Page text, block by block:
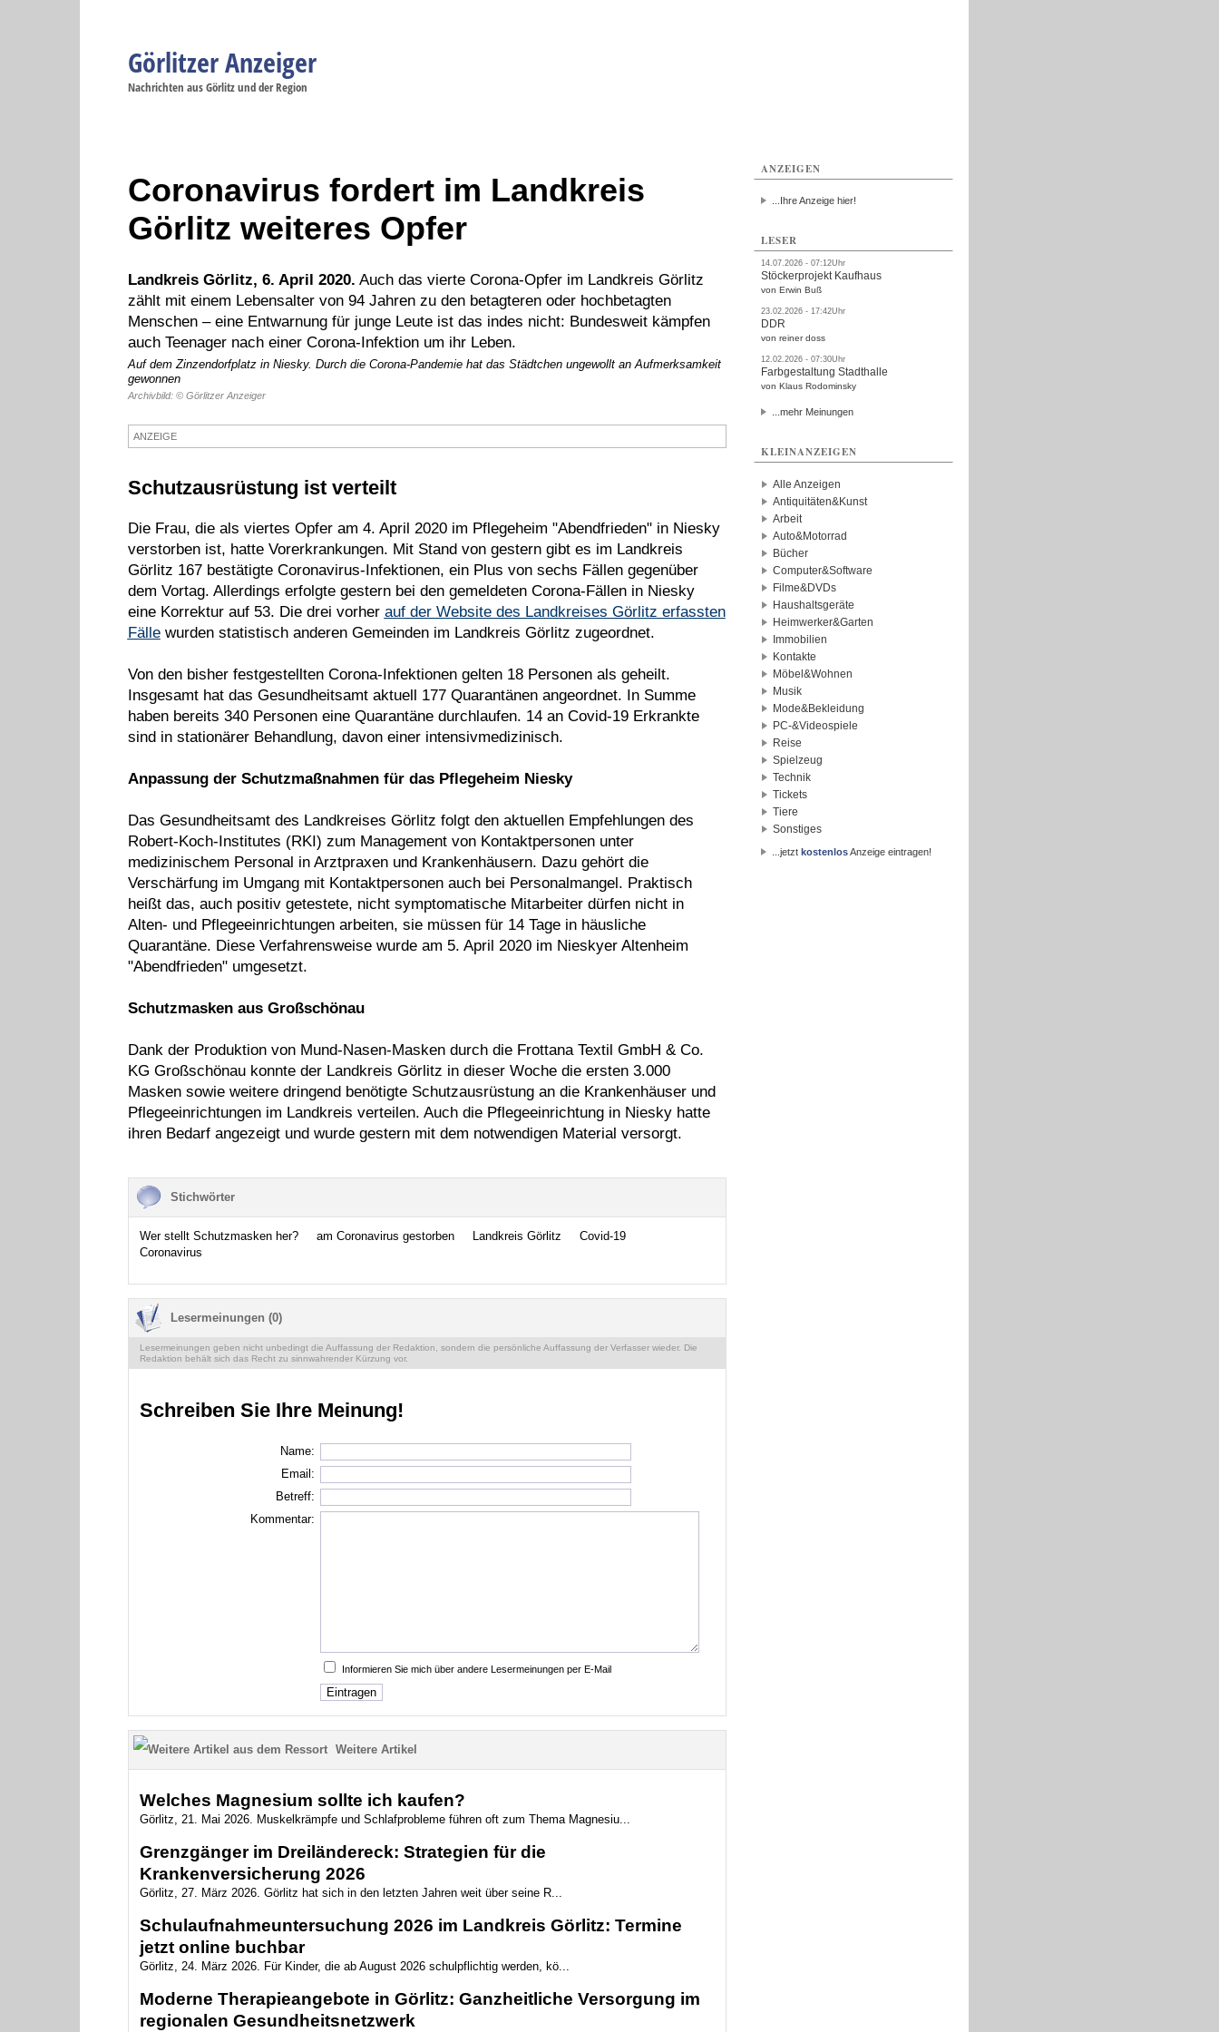
Görlitzer Anzeiger
Nachrichten aus Görlitz und der Region
Coronavirus fordert im Landkreis
Görlitz weiteres Opfer
Landkreis Görlitz, 6. April 2020. Auch das vierte Corona-Opfer im Landkreis Görlitz
zählt mit einem Lebensalter von 94 Jahren zu den betagteren oder hochbetagten
Menschen – eine Entwarnung für junge Leute ist das indes nicht: Bundesweit kämpfen
auch Teenager nach einer Corona-Infektion um ihr Leben.
Auf dem Zinzendorfplatz in Niesky. Durch die Corona-Pandemie hat das Städtchen ungewollt an Aufmerksamkeit
gewonnen
Archivbild: © Görlitzer Anzeiger
ANZEIGE
Schutzausrüstung ist verteilt
Die Frau, die als viertes Opfer am 4. April 2020 im Pflegeheim "Abendfrieden" in Niesky
verstorben ist, hatte Vorerkrankungen. Mit Stand von gestern gibt es im Landkreis
Görlitz 167 bestätigte Coronavirus-Infektionen, ein Plus von sechs Fällen gegenüber
dem Vortag. Allerdings erfolgte gestern bei den gemeldeten Corona-Fällen in Niesky
eine Korrektur auf 53. Die drei vorher auf der Website des Landkreises Görlitz erfassten
Fällewurden statistisch anderen Gemeinden im Landkreis Görlitz zugeordnet.
Von den bisher festgestellten Corona-Infektionen gelten 18 Personen als geheilt.
Insgesamt hat das Gesundheitsamt aktuell 177 Quarantänen angeordnet. In Summe
haben bereits 340 Personen eine Quarantäne durchlaufen. 14 an Covid-19 Erkrankte
sind in stationärer Behandlung, davon einer intensivmedizinisch.
Anpassung der Schutzmaßnahmen für das Pflegeheim Niesky
Das Gesundheitsamt des Landkreises Görlitz folgt den aktuellen Empfehlungen des
Robert-Koch-Institutes (RKI) zum Management von Kontaktpersonen unter
medizinischem Personal in Arztpraxen und Krankenhäusern. Dazu gehört die
Verschärfung im Umgang mit Kontaktpersonen auch bei Personalmangel. Praktisch
heißt das, auch positiv getestete, nicht symptomatische Mitarbeiter dürfen nicht in
Alten- und Pflegeeinrichtungen arbeiten, sie müssen für 14 Tage in häusliche
Quarantäne. Diese Verfahrensweise wurde am 5. April 2020 im Nieskyer Altenheim
"Abendfrieden" umgesetzt.
Schutzmasken aus Großschönau
Dank der Produktion von Mund-Nasen-Masken durch die Frottana Textil GmbH & Co.
KG Großschönau konnte der Landkreis Görlitz in dieser Woche die ersten 3.000
Masken sowie weitere dringend benötigte Schutzausrüstung an die Krankenhäuser und
Pflegeeinrichtungen im Landkreis verteilen. Auch die Pflegeeinrichtung in Niesky hatte
ihren Bedarf angezeigt und wurde gestern mit dem notwendigen Material versorgt.
Stichwörter
Wer stellt Schutzmasken her? am Coronavirus gestorben Landkreis Görlitz
Covid-19
Coronavirus
Lesermeinungen (0)
Lesermeinungen geben nicht unbedingt die Auffassung der Redaktion, sondern die persönliche Auffassung der Verfasser wieder. Die
Redaktion behält sich das Recht zu sinnwahrender Kürzung vor.
Schreiben Sie Ihre Meinung!
Name:
Email:
Betreff:
Kommentar:
Informieren Sie mich über andere Lesermeinungen per E-Mail
Weitere Artikel
Welches Magnesium sollte ich kaufen?
Görlitz, 21. Mai 2026. Muskelkrämpfe und Schlafprobleme führen oft zum Thema Magnesiu...
Grenzgänger im Dreiländereck: Strategien für die
Krankenversicherung 2026
Görlitz, 27. März 2026. Görlitz hat sich in den letzten Jahren weit über seine R...
Schulaufnahmeuntersuchung 2026 im Landkreis Görlitz: Termine
jetzt online buchbar
Görlitz, 24. März 2026. Für Kinder, die ab August 2026 schulpflichtig werden, kö...
Moderne Therapieangebote in Görlitz: Ganzheitliche Versorgung im
regionalen Gesundheitsnetzwerk
ANZEIGEN
...Ihre Anzeige hier!
LESER
14.07.2026 - 07:12Uhr
Stöckerprojekt Kaufhaus
von Erwin Buß
23.02.2026 - 17:42Uhr
DDR
von reiner doss
12.02.2026 - 07:30Uhr
Farbgestaltung Stadthalle
von Klaus Rodominsky
...mehr Meinungen
KLEINANZEIGEN
Alle Anzeigen
Antiquitäten&Kunst
Arbeit
Auto&Motorrad
Bücher
Computer&Software
Filme&DVDs
Haushaltsgeräte
Heimwerker&Garten
Immobilien
Kontakte
Möbel&Wohnen
Musik
Mode&Bekleidung
PC-&Videospiele
Reise
Spielzeug
Technik
Tickets
Tiere
Sonstiges
...jetzt kostenlosAnzeige eintragen!